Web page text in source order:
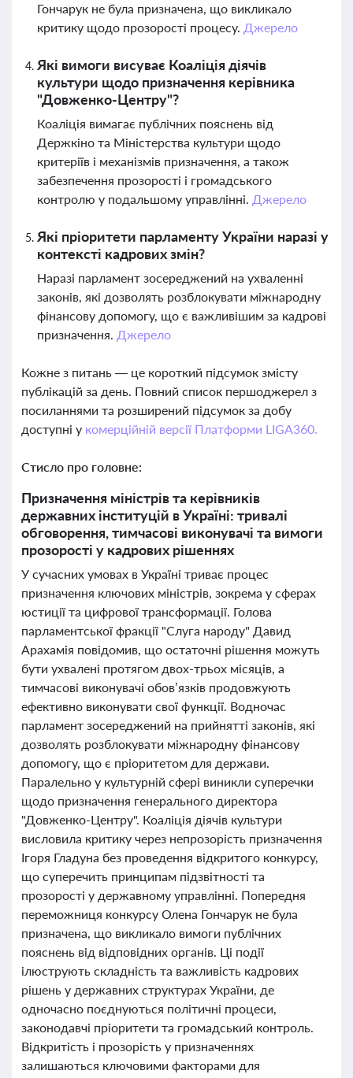
Гончарук не була призначена, що викликало
критику щодо прозорості процесу. Джерело
Які вимоги висуває Коаліція діячів
культури щодо призначення керівника
"Довженко-Центру"?
Коаліція вимагає публічних пояснень від
Держкіно та Міністерства культури щодо
критеріїв і механізмів призначення, а також
забезпечення прозорості і громадського
контролю у подальшому управлінні. Джерело
Які пріоритети парламенту України наразі у
контексті кадрових змін?
Наразі парламент зосереджений на ухваленні
законів, які дозволять розблокувати міжнародну
фінансову допомогу, що є важливішим за кадрові
призначення. Джерело
Кожне з питань — це короткий підсумок змісту
публікацій за день. Повний список першоджерел з
посиланнями та розширений підсумок за добу
доступні у комерційній версії Платформи LIGA360.
Стисло про головне:
Призначення міністрів та керівників
державних інституцій в Україні: тривалі
обговорення, тимчасові виконувачі та вимоги
прозорості у кадрових рішеннях
У сучасних умовах в Україні триває процес
призначення ключових міністрів, зокрема у сферах
юстиції та цифрової трансформації. Голова
парламентської фракції "Слуга народу" Давид
Арахамія повідомив, що остаточні рішення можуть
бути ухвалені протягом двох-трьох місяців, а
тимчасові виконувачі обов’язків продовжують
ефективно виконувати свої функції. Водночас
парламент зосереджений на прийнятті законів, які
дозволять розблокувати міжнародну фінансову
допомогу, що є пріоритетом для держави.
Паралельно у культурній сфері виникли суперечки
щодо призначення генерального директора
"Довженко-Центру". Коаліція діячів культури
висловила критику через непрозорість призначення
Ігоря Гладуна без проведення відкритого конкурсу,
що суперечить принципам підзвітності та
прозорості у державному управлінні. Попередня
переможниця конкурсу Олена Гончарук не була
призначена, що викликало вимоги публічних
пояснень від відповідних органів. Ці події
ілюструють складність та важливість кадрових
рішень у державних структурах України, де
одночасно поєднуються політичні процеси,
законодавчі пріоритети та громадський контроль.
Відкритість і прозорість у призначеннях
залишаються ключовими факторами для